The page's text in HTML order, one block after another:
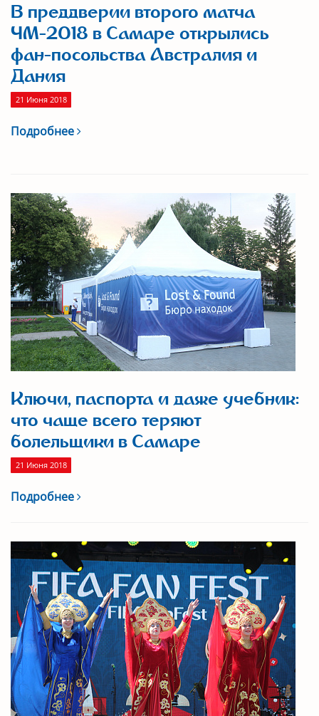
В преддверии второго матча
ЧМ-2018 в Самаре открылись
фан-посольства Австралия и
Дания
21 Июня 2018
Подробнее
Ключи, паспорта и даже учебник:
что чаще всего теряют
болельщики в Самаре
21 Июня 2018
Подробнее